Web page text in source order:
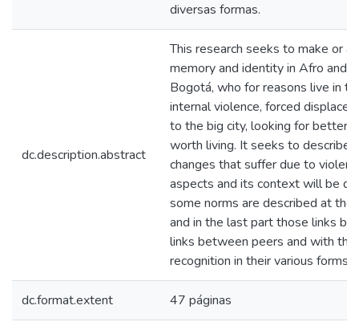
diversas formas.
dc.description.abstract
This research seeks to make or
memory and identity in Afro and
Bogotá, who for reasons live in
internal violence, forced
to the big city, looking for better
worth living. It seeks to describe
changes that suffer due to
aspects and its context will be
some norms are described at
and in the last part those links
links between peers and with
recognition in their various forms
dc.format.extent 47 páginas